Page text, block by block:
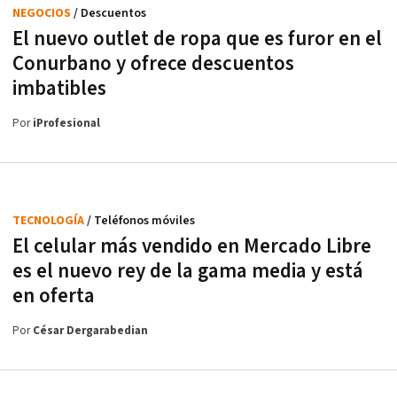
El nuevo outlet de ropa que es furor en el
Conurbano y ofrece descuentos
imbatibles
NEGOCIOS / Descuentos
PoriProfesional
El celular más vendido en Mercado Libre
es el nuevo rey de la gama media y está
en oferta
TECNOLOGÍA/ Teléfonos móviles
PorCésar Dergarabedian